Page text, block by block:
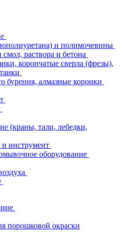
и полимочевины
раствора и бетона
корончатые сверла (фрезы),
бурения, алмазные коронки
(краны, тали, лебедки,
и инструмент
оборудование
порошковой окраски